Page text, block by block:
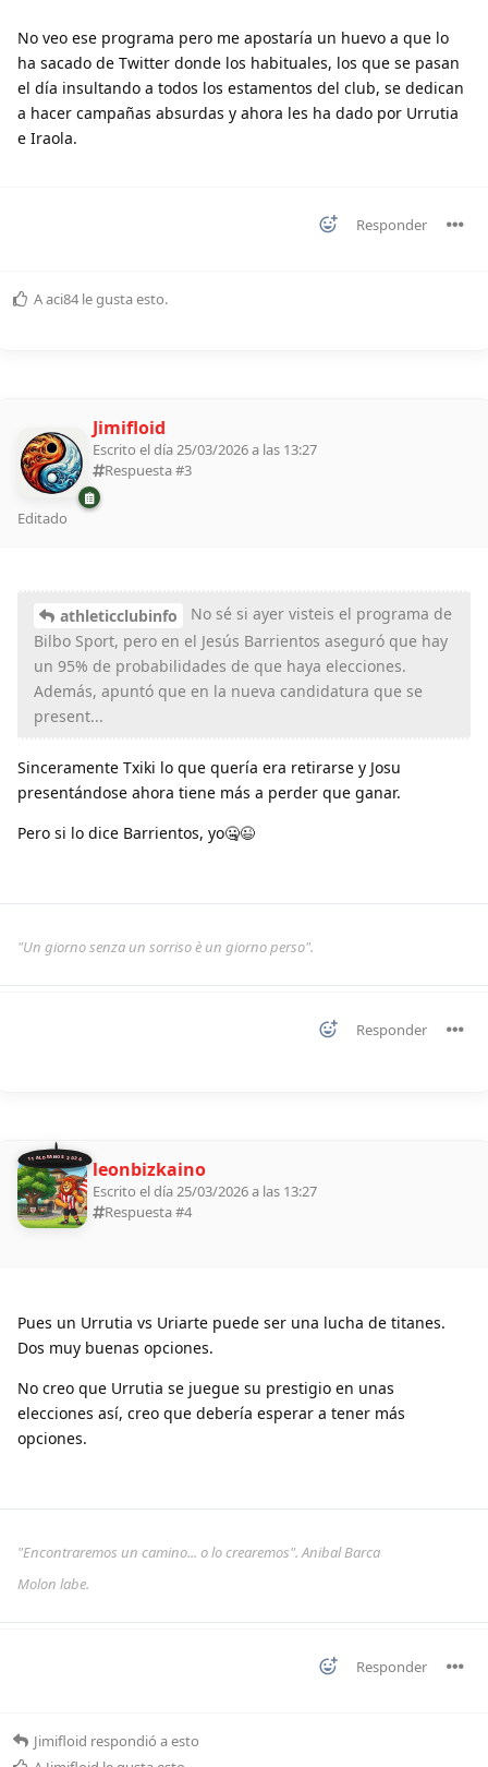
No veo ese programa pero me apostaría un huevo a que lo
ha sacado de Twitter donde los habituales, los que se pasan
el día insultando a todos los estamentos del club, se dedican
a hacer campañas absurdas y ahora les ha dado por Urrutia
e Iraola.
Responder
Aaci84 le gusta esto.
Jimifloid
Escrito el día 25/03/2026 a las 13:27
Respuesta #3
Editado
athleticclubinfo
No sé si ayer visteis el programa de
Bilbo Sport, pero en el Jesús Barrientos aseguró que hay
un 95% de probabilidades de que haya elecciones.
Además, apuntó que en la nueva candidatura que se
present...
Sinceramente Txiki lo que quería era retirarse y Josu
presentándose ahora tiene más a perder que ganar.
Pero si lo dice Barrientos, yo🤐😉
"Un giorno senza un sorriso è un giorno perso".
Responder
11 ALDEANOS 2026 leonbizkaino
Escrito el día 25/03/2026 a las 13:27
Respuesta #4
Pues un Urrutia vs Uriarte puede ser una lucha de titanes.
Dos muy buenas opciones.
No creo que Urrutia se juegue su prestigio en unas
elecciones así, creo que debería esperar a tener más
opciones.
"Encontraremos un camino... o lo crearemos". Anibal Barca
Molon labe.
Responder
Jimifloid respondió a esto